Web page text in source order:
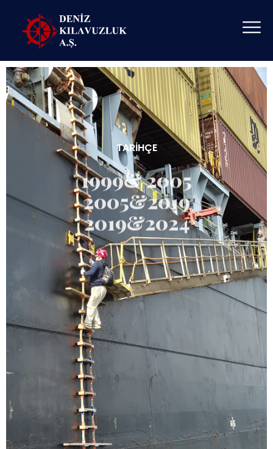
TARIHÇE
1999& 2005
2005&2019
2019&2024
1999 - 122 Kılavuz Kaptanın büyük emekleriyle bir araya
gelmesi ile kuruldu
2005-Şirketimiz bu dönemde Med Marine
Konsorsiyumu ile devam etti
2019 Şirketimiz bu dönemde Ankaş ortaklığı ile devam
2024 Şirketimiz için yeni bir dönemin başlangıcı olarak
tek başına yoluna devam edecektir.